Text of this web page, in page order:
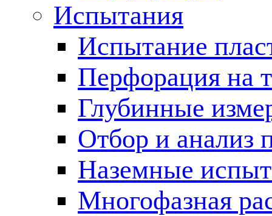
Испытания
Испытание
Перфорация на
Глубинные
Отбор и анализ
Наземные
Многофазная